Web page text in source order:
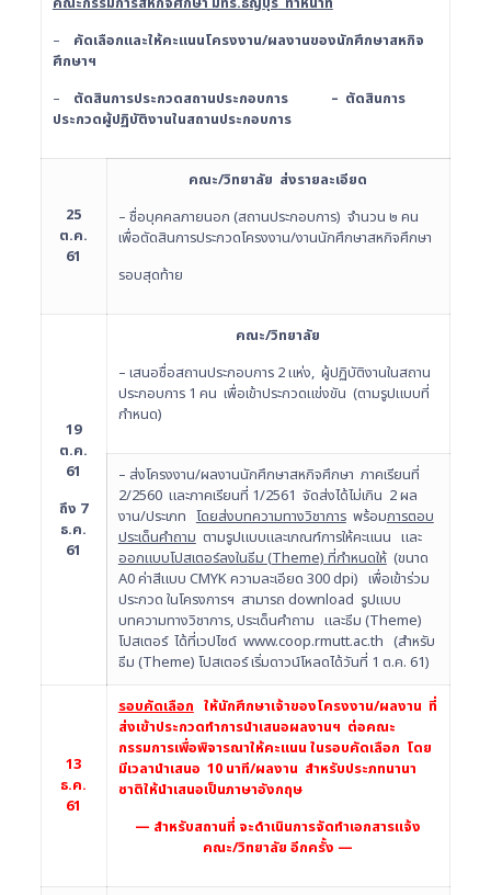
– คัดเลือกและให้คะแนนโครงงาน/ผลงานของนักศึกษาสหกิจ
ศึกษาฯ
– ตัดสินการประกวดสถานประกอบการ – ตัดสินการ
ประกวดผู้ปฏิบัติงานในสถานประกอบการ
25
ต.ค.
61
คณะ/วิทยาลัย ส่งรายละเอียด
– ชื่อบุคคลภายนอก (สถานประกอบการ) จำนวน ๒ คน
เพื่อตัดสินการประกวดโครงงาน/งานนักศึกษาสหกิจศึกษา
รอบสุดท้าย
19
ต.ค.
61
ถึง 7
ธ.ค.
61
คณะ/วิทยาลัย
– เสนอชื่อสถานประกอบการ 2 แห่ง, ผู้ปฏิบัติงานในสถาน
ประกอบการ 1 คน เพื่อเข้าประกวดแข่งขัน (ตามรูปแบบที่
กำหนด)
– ส่งโครงงาน/ผลงานนักศึกษาสหกิจศึกษา ภาคเรียนที่
2/2560 และภาคเรียนที่ 1/2561 จัดส่งได้ไม่เกิน 2 ผล
งาน/ประเภท โดยส่งบทความทางวิชาการพร้อมการตอบ
ประเด็นคำถาม ตามรูปแบบและเกณฑ์การให้คะแนน และ
ออกแบบโปสเตอร์ลงในธีม (Theme) ที่กำหนดให้(ขนาด
A0 ค่าสีแบบ CMYK ความละเอียด 300 dpi) เพื่อเข้าร่วม
ประกวด ในโครงการฯ สามารถ download รูปแบบ
บทความทางวิชาการ, ประเด็นคำถาม และธีม (Theme)
โปสเตอร์ ได้ที่เวปไซด์ www.coop.rmutt.ac.th (สำหรับ
ธีม (Theme) โปสเตอร์ เริ่มดาวน์โหลดได้วันที่ 1 ต.ค. 61)
13
ธ.ค.
61
รอบคัดเลือก ให้นักศึกษาเจ้าของโครงงาน/ผลงาน ที่
ส่งเข้าประกวดทำการนำเสนอผลงานฯ ต่อคณะ
กรรมการเพื่อพิจารณาให้คะแนน ในรอบคัดเลือก โดย
มีเวลานำเสนอ 10 นาที/ผลงาน สำหรับประภทนานา
ชาติให้นำเสนอเป็นภาษาอังกฤษ
— สำหรับสถานที่ จะดำเนินการจัดทำเอกสารแจ้ง
คณะ/วิทยาลัย อีกครั้ง —